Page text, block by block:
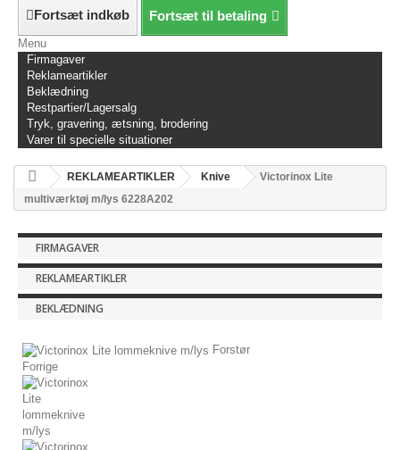
Fortsæt indkøb Fortsæt til betaling
Menu
Firmagaver
Reklameartikler
Beklædning
Restpartier/Lagersalg
Tryk, gravering, ætsning, brodering
Varer til specielle situationer
REKLAMEARTIKLER Knive
Victorinox Lite
multiværktøj m/lys 6228A202
FIRMAGAVER
REKLAMEARTIKLER
BEKLÆDNING
Forstør
Forrige